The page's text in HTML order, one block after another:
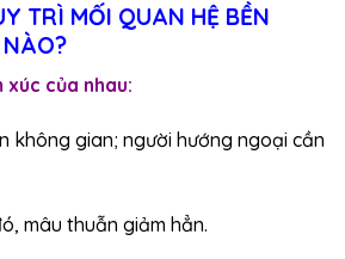
TRÌ MỐI QUAN HỆ BỀN
xúc của nhau:
không gian; người hướng ngoại cần
mâu thuẫn giảm hẳn.